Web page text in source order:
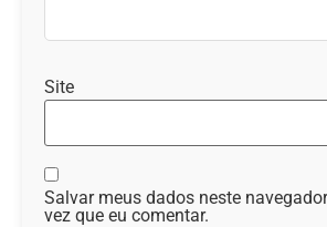
Site
Salvar meus dados neste
vez que eu comentar.